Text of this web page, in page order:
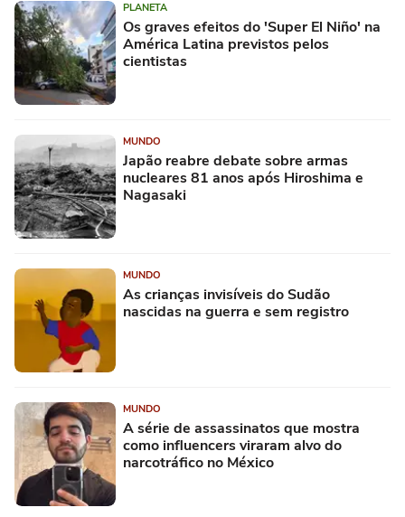
PLANETA
Os graves efeitos do 'Super El Niño' na
América Latina previstos pelos
cientistas
MUNDO
Japão reabre debate sobre armas
nucleares 81 anos após Hiroshima e
Nagasaki
MUNDO
As crianças invisíveis do Sudão
nascidas na guerra e sem registro
MUNDO
A série de assassinatos que mostra
como influencers viraram alvo do
narcotráfico no México